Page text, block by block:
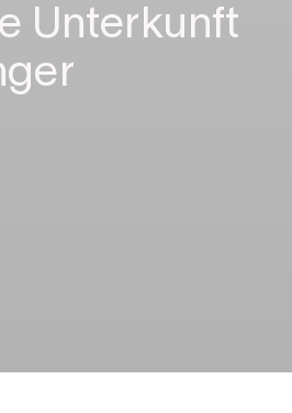
Unterkunft